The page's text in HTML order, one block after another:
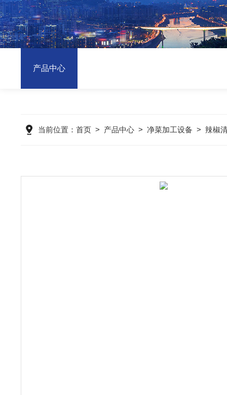
产品中心
当前位置： 首页> 产品中心> 净菜加工设备 > 辣椒